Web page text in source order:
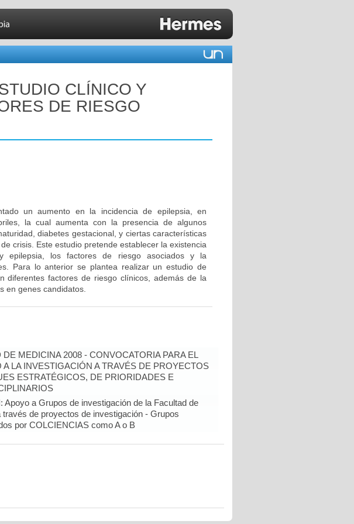
CLÍNICO Y
DE RIESGO
un aumento en la incidencia de epilepsia, en
la cual aumenta con la presencia de algunos
diabetes gestacional, y ciertas características
crisis. Este estudio pretende establecer la existencia
epilepsia, los factores de riesgo asociados y la
Para lo anterior se plantea realizar un estudio de
diferentes factores de riesgo clínicos, además de la
en genes candidatos.
DE MEDICINA 2008 - CONVOCATORIA PARA EL
A LA INVESTIGACIÓN A TRAVÉS DE PROYECTOS
ESTRATÉGICOS, DE PRIORIDADES E
Apoyo a Grupos de investigación de la Facultad de
través de proyectos de investigación - Grupos
por COLCIENCIAS como A o B